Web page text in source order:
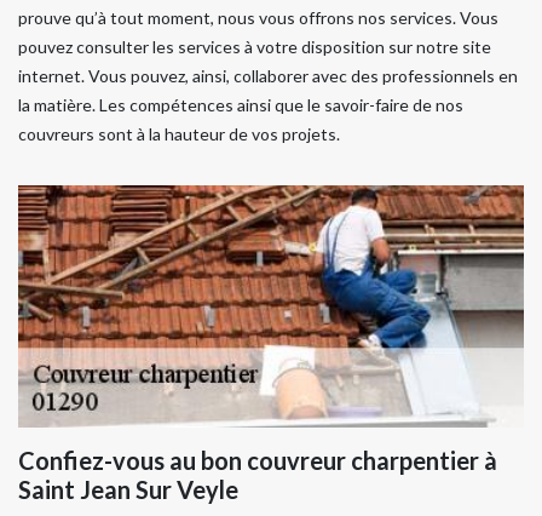
prouve qu’à tout moment, nous vous offrons nos services. Vous
pouvez consulter les services à votre disposition sur notre site
internet. Vous pouvez, ainsi, collaborer avec des professionnels en
la matière. Les compétences ainsi que le savoir-faire de nos
couvreurs sont à la hauteur de vos projets.
Confiez-vous au bon couvreur charpentier à
Saint Jean Sur Veyle